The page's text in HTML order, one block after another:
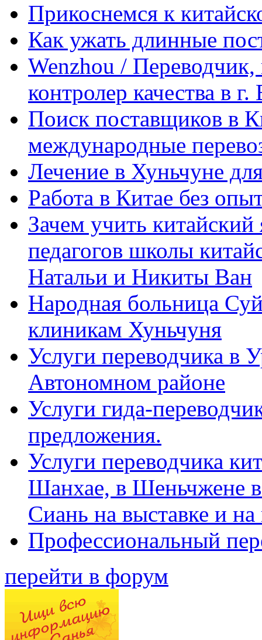
Прикоснемся к
Как ужать длинные
Wenzhou / Переводчик,
контролер качества в
Поиск поставщиков в
международные
Лечение в Хуньчуне
Работа в Китае без
Зачем учить
педагогов школы
Натальи и Никиты Ван
Народная больница
клиникам Хуньчуня
Услуги переводчика в
Автономном районе
Услуги гида-
предложения.
Услуги переводчика
Шанхае, в Шеньчжене
Сиань на выставке и
Профессиональный
перейти в форум